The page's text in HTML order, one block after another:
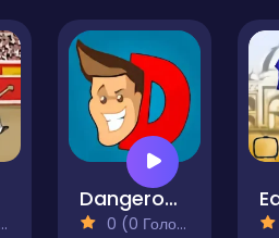
Dangerous Danny
0 (0 Голосів)